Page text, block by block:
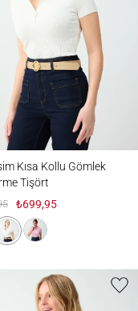
Kısa Kollu Gömlek
Tişört
₺699,95